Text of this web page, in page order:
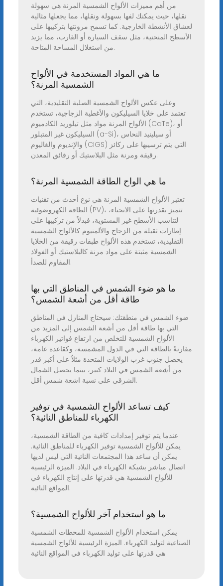
من أهم مميزات الألواح الشمسية المرنة هي سهولة
نقلها، حيث يمكنك لفها بسهولة ونقلها، مما يجعلها مثالية
لعشاق الأنشطة الخارجية. كما تسمح مرونتها بتركيبها على
الأسطح المنحنية، مثل سقف السيارة أو القارب، مما يزيد
من استغلال المساحة المتاحة.
ما هي المواد المستخدمة في الألواح
الشمسية المرنة؟
وعلى عكس الألواح الشمسية الصلبة التقليدية، التي
تعتمد على خلايا السيليكون والأغطية الزجاجية، تستخدم
الألواح المرنة مواد مثل تيلوريد الكادميوم (CdTe)، أو
السيليكون غير المتبلور (a-Si)، أو سيلينيد النحاس
والإنديوم والغاليوم (CIGS) التي يتم ترسيبها على ركائز
رقيقة ومرنة مثل البلاستيك أو رقائق المعدن.
ما هي الواح الطاقة الشمسية المرنة؟
تعتبر الألواح الشمسية المرنة هي نوع أحدث من تقنيات
الطاقة الكهروضوئية (PV)، تتميز بقدرتها على الانحناء،
لتناسب الأسطح غير المستوية، فبدلاً من تركيبها على
إطارات ثقيلة من الزجاج والألمنيوم كالألواح الشمسية
التقليدية، تستخدم هذه الألواح طبقات رقيقة من الخلايا
الشمسية مثبتة على مواد مرنة كالبلاستيك أو الفولاذ
المقاوم للصدأ.
ما هو ضوء الشمس في المناطق التي بها
طاقة أقل من أشعة الشمس؟
ضوء الشمس في منطقتك: سيحتاج المنازل في المناطق
التي بها طاقة أقل من أشعة الشمس إلى المزيد من
الألواح الشمسية للتخلص من ارتفاع فواتير الكهرباء
مقارنةً بالطاقة التي في الدول المشمسة، وكقاعدة عامة،
يحصل جنوب غرب الولايات المتحدة مثلاُ على أكبر قدر
من أشعة الشمس في البلاد كبير، بينما يحصل الشمال
الشرقي على نسبة اشعة شمس أقل.
كيف تساعد الألواح الشمسية في توفير
الكهرباء للمناطق النائية؟
عندما يتم توفير إمدادات كافية من الطاقة الشمسية،
يمكن للألواح الشمسية توفير الكهرباء للمناطق النائية.
يمكن أن ساعد هذا المجتمعات النائية التي ليس لديها
اتصال مباشر بشبكة الكهرباء في البلاد. الميزة الرئيسية
للألواح الشمسية هي قدرتها على إنتاج الكهرباء في
المواقع النائية.
ما هو استخدام آخر للألواح الشمسية؟
يمكن استخدام الألواح الشمسية للمحطات الشمسية
الصناعية لتوليد الكهرباء. الميزة الرئيسية للألواح الشمسية
هي قدرتها على توليد الكهرباء في المواقع النائية.